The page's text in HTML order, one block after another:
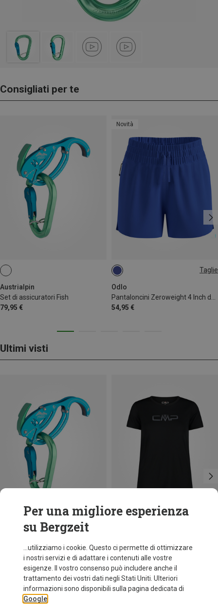
Consigliati per te
Austrialpin
Set di assicuratori Fish
79,95 €
Novità
Taglie
Odlo
54,95 €
XS
Ultimi visti
Austrialpin
Set di assicuratori Fish
Per una migliore esperienza
su Bergzeit
...utilizziamo i cookie. Questo ci permette di ottimizzare
i nostri servizi e di adattare i contenuti alle vostre
esigenze. Il vostro consenso può includere anche il
trattamento dei vostri dati negli Stati Uniti. Ulteriori
informazioni sono disponibili sulla pagina dedicata di
Google